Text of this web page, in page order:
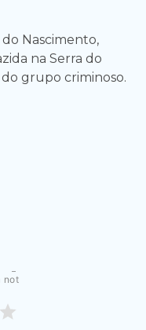
Nascimento,
na Serra do
grupo criminoso.
not